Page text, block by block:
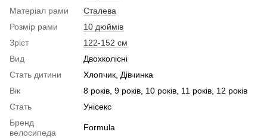
Матеріал рами
Сталева
Розмір рами
10 дюймів
Зріст
122-152 см
Вид
Двохколісні
Стать дитини
Хлопчик, Дівчинка
Вік
8 років, 9 років, 10 років, 11 років, 12 років
Стать
Унісекс
Бренд
велосипеда
Formula